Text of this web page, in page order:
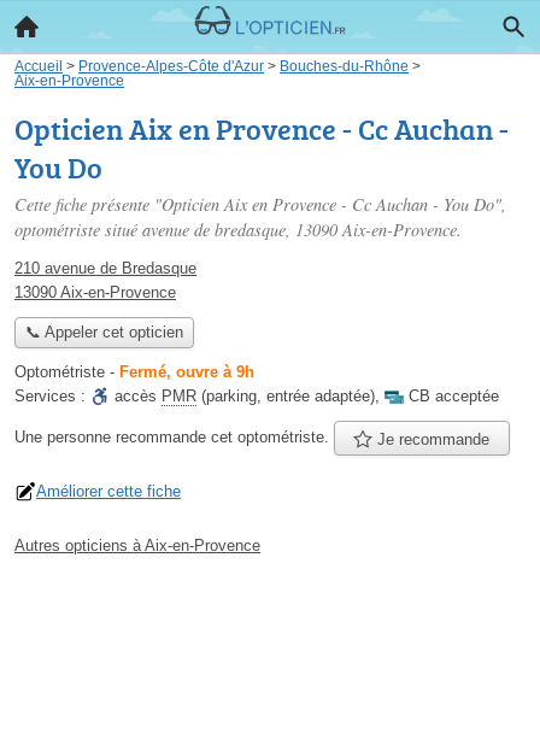
Accueil > Provence-Alpes-Côte d'Azur > Bouches-du-Rhône >
Aix-en-Provence
Opticien Aix en Provence - Cc Auchan -
You Do
Cette fiche présente "Opticien Aix en Provence - Cc Auchan - You Do",
optométriste situé avenue de bredasque, 13090 Aix-en-Provence.
210 avenue de Bredasque
13090 Aix-en-Provence
📞 Appeler cet opticien
Optométriste - Fermé, ouvre à 9h
Services :
accès PMR (parking, entrée adaptée), CB acceptée
Une personne recommande cet optométriste. Je recommande
Améliorer cette fiche
Autres opticiens à Aix-en-Provence